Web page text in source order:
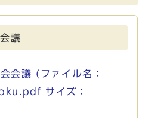
議
会議 (ファイル名：
サイズ：